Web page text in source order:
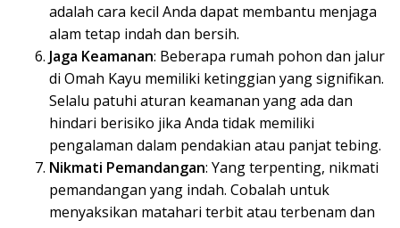
adalah cara kecil Anda dapat membantu menjaga
alam tetap indah dan bersih.
Jaga Keamanan: Beberapa rumah pohon dan jalur
di Omah Kayu memiliki ketinggian yang signifikan.
Selalu patuhi aturan keamanan yang ada dan
hindari berisiko jika Anda tidak memiliki
pengalaman dalam pendakian atau panjat tebing.
Nikmati Pemandangan: Yang terpenting, nikmati
pemandangan yang indah. Cobalah untuk
menyaksikan matahari terbit atau terbenam dan